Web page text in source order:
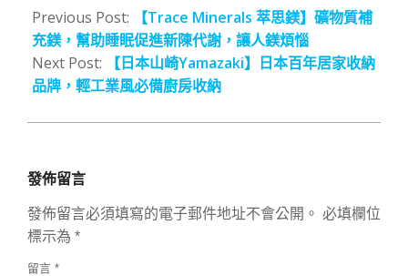
05-
18
Previous Post:
【Trace Minerals 萃思鎂】礦物質補
充鎂，幫助睡眠促進新陳代謝，讓人鎂煩惱
Next Post:
【日本山崎Yamazaki】日本百年居家收納
品牌，輕工業風必備廚房收納
發佈留言
發佈留言必須填寫的電子郵件地址不會公開。 必填欄位
標示為 *
留言 *